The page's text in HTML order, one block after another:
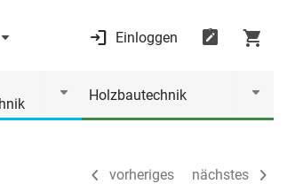
Einloggen
Holzbautechnik
vorheriges nächstes
vorheriges nächstes